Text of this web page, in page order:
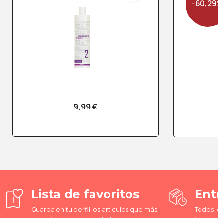
Vista rápida
9,99 €
-
Lista de favoritos
Guarda en tu perfil los artículos que más
Todos